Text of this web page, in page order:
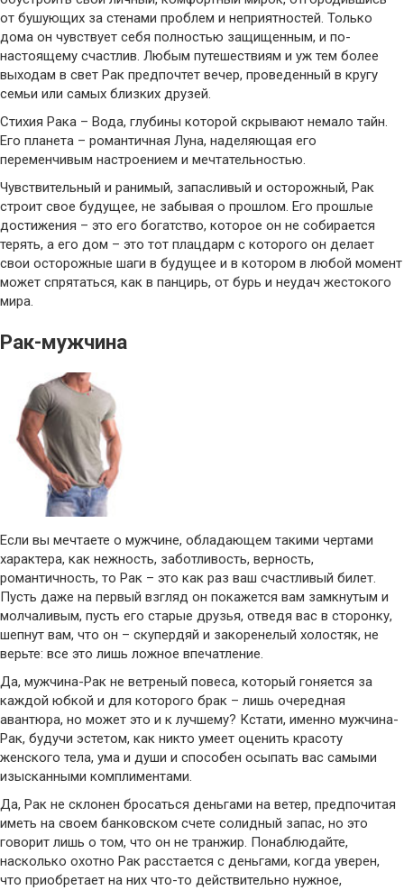
от бушующих за стенами проблем и неприятностей. Только
дома он чувствует себя полностью защищенным, и по-
настоящему счастлив. Любым путешествиям и уж тем более
выходам в свет Рак предпочтет вечер, проведенный в кругу
семьи или самых близких друзей.
Стихия Рака – Вода, глубины которой скрывают немало тайн.
Его планета – романтичная Луна, наделяющая его
переменчивым настроением и мечтательностью.
Чувствительный и ранимый, запасливый и осторожный, Рак
строит свое будущее, не забывая о прошлом. Его прошлые
достижения – это его богатство, которое он не собирается
терять, а его дом – это тот плацдарм с которого он делает
свои осторожные шаги в будущее и в котором в любой момент
может спрятаться, как в панцирь, от бурь и неудач жестокого
мира.
Рак-мужчина
Если вы мечтаете о мужчине, обладающем такими чертами
характера, как нежность, заботливость, верность,
романтичность, то Рак – это как раз ваш счастливый билет.
Пусть даже на первый взгляд он покажется вам замкнутым и
молчаливым, пусть его старые друзья, отведя вас в сторонку,
шепнут вам, что он – скупердяй и закоренелый холостяк, не
верьте: все это лишь ложное впечатление.
Да, мужчина-Рак не ветреный повеса, который гоняется за
каждой юбкой и для которого брак – лишь очередная
авантюра, но может это и к лучшему? Кстати, именно мужчина-
Рак, будучи эстетом, как никто умеет оценить красоту
женского тела, ума и души и способен осыпать вас самыми
изысканными комплиментами.
Да, Рак не склонен бросаться деньгами на ветер, предпочитая
иметь на своем банковском счете солидный запас, но это
говорит лишь о том, что он не транжир. Понаблюдайте,
насколько охотно Рак расстается с деньгами, когда уверен,
что приобретает на них что-то действительно нужное,